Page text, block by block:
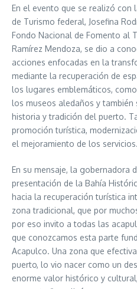
En el evento que se realizó con
de Turismo federal, Josefina
Fondo Nacional de Fomento al
Ramírez Mendoza, se dio a
acciones enfocadas en la
mediante la recuperación de
los lugares emblemáticos,
los museos aledaños y también
historia y tradición del puerto.
promoción turística,
el mejoramiento de los servicios.
En su mensaje, la gobernadora
presentación de la Bahía
hacia la recuperación turística
zona tradicional, que por
por eso invito a todas las
que conozcamos esta parte
Acapulco. Una zona que
puerto, lo vio nacer como un
enorme valor histórico y